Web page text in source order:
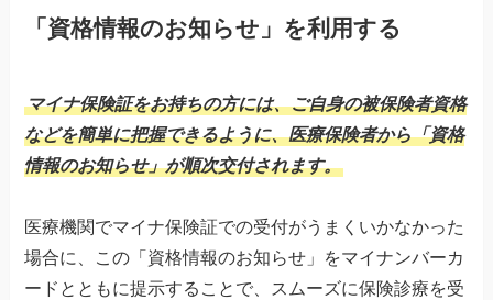
「資格情報のお知らせ」を利用する
マイナ保険証をお持ちの方には、ご自身の被保険者資格
などを簡単に把握できるように、医療保険者から「資格
情報のお知らせ」が順次交付されます。
医療機関でマイナ保険証での受付がうまくいかなかった
場合に、この「資格情報のお知らせ」をマイナンバーカ
ードとともに提示することで、スムーズに保険診療を受